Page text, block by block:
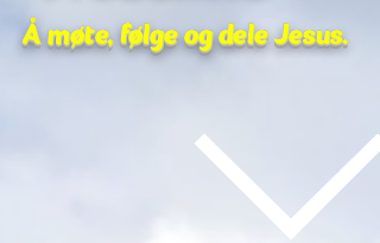
Å møte, følge og dele Jesus.